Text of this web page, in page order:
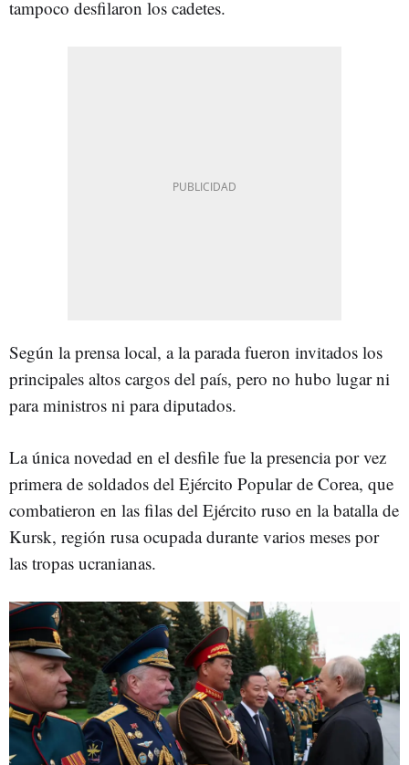
tampoco desfilaron los cadetes.
Según la prensa local, a la parada fueron invitados los
principales altos cargos del país, pero no hubo lugar ni
para ministros ni para diputados.
La única novedad en el desfile fue la presencia por vez
primera de soldados del Ejército Popular de Corea, que
combatieron en las filas del Ejército ruso en la batalla de
Kursk, región rusa ocupada durante varios meses por
las tropas ucranianas.